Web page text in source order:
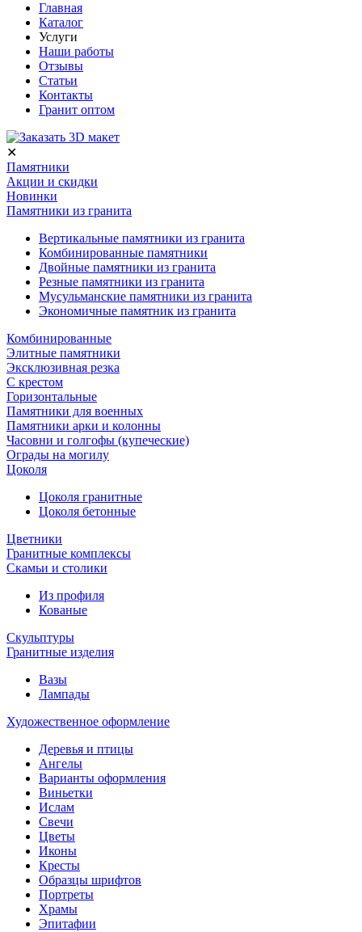
Главная
Каталог
Услуги
Наши работы
Отзывы
Статьи
Контакты
Гранит оптом
✕
Памятники
Акции и скидки
Новинки
Памятники из гранита
Вертикальные памятники из гранита
Комбинированные памятники
Двойные памятники из гранита
Резные памятники из гранита
Мусульманские памятники из гранита
Экономичные памятник из гранита
Комбинированные
Элитные памятники
Эксклюзивная резка
С крестом
Горизонтальные
Памятники для военных
Памятники арки и колонны
Часовни и голгофы (купеческие)
Ограды на могилу
Цоколя
Цоколя гранитные
Цоколя бетонные
Цветники
Гранитные комплексы
Cкамьи и столики
Из профиля
Кованые
Скульптуры
Гранитные изделия
Вазы
Лампады
Художественное оформление
Деревья и птицы
Ангелы
Варианты оформления
Виньетки
Ислам
Свечи
Цветы
Иконы
Кресты
Образцы шрифтов
Портреты
Храмы
Эпитафии